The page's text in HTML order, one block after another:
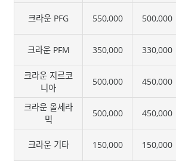
크라운 PFG 550,000 500,000
크라운 PFM 350,000 330,000
크라운 지르코
니아
500,000 450,000
크라운 올세라
믹
500,000 450,000
크라운 기타 150,000 150,000